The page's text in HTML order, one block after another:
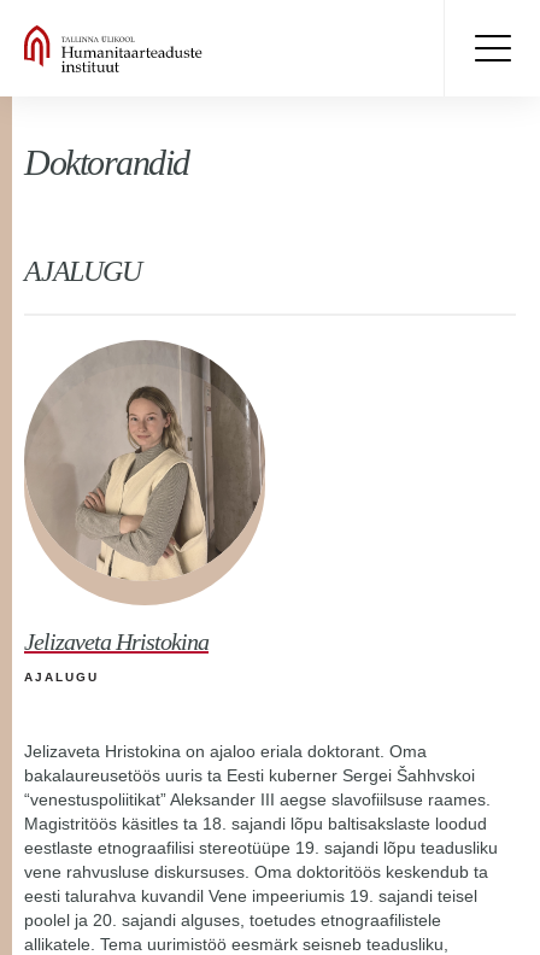
Doktorandid
AJALUGU
Jelizaveta Hristokina
AJALUGU
Jelizaveta Hristokina on ajaloo eriala doktorant. Oma
bakalaureusetöös uuris ta Eesti kuberner Sergei Šahhvskoi
“venestuspoliitikat” Aleksander III aegse slavofiilsuse raames.
Magistritöös käsitles ta 18. sajandi lõpu baltisakslaste loodud
eestlaste etnograafilisi stereotüüpe 19. sajandi lõpu teadusliku
vene rahvusluse diskursuses. Oma doktoritöös keskendub ta
eesti talurahva kuvandil Vene impeeriumis 19. sajandi teisel
poolel ja 20. sajandi alguses, toetudes etnograafilistele
allikatele. Tema uurimistöö eesmärk seisneb teadusliku,